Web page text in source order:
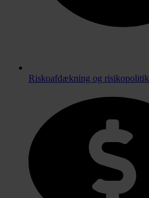
Riskoafdækning og risikopolitik